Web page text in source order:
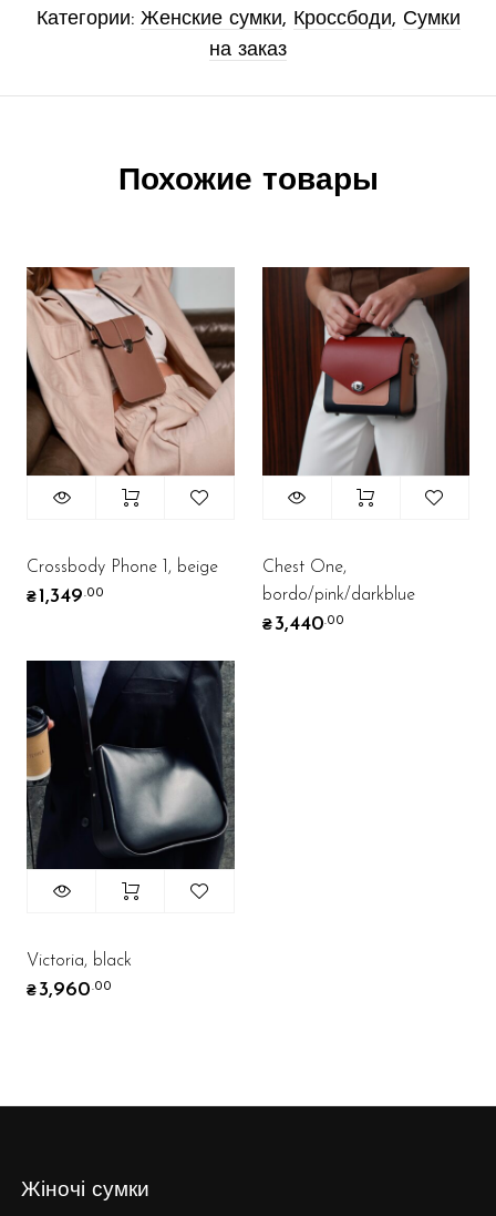
Категории: Женские сумки, Кроссбоди, Сумки
на заказ
Похожие товары
Crossbody Phone 1, beige
₴1,349.00
Chest One,
bordo/pink/darkblue
₴ 3,440.00
Victoria, black
₴3,960.00
Жіночі сумки